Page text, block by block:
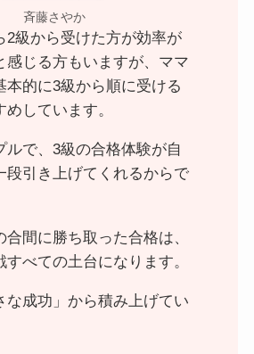
斉藤さやか
2級から受けた方が効率が
感じる方もいますが、ママ
本的に3級から順に受ける
しています。
ルで、3級の合格体験が自
段引き上げてくれるからで
間に勝ち取った合格は、
すべての土台になります。
な成功」から積み上げてい